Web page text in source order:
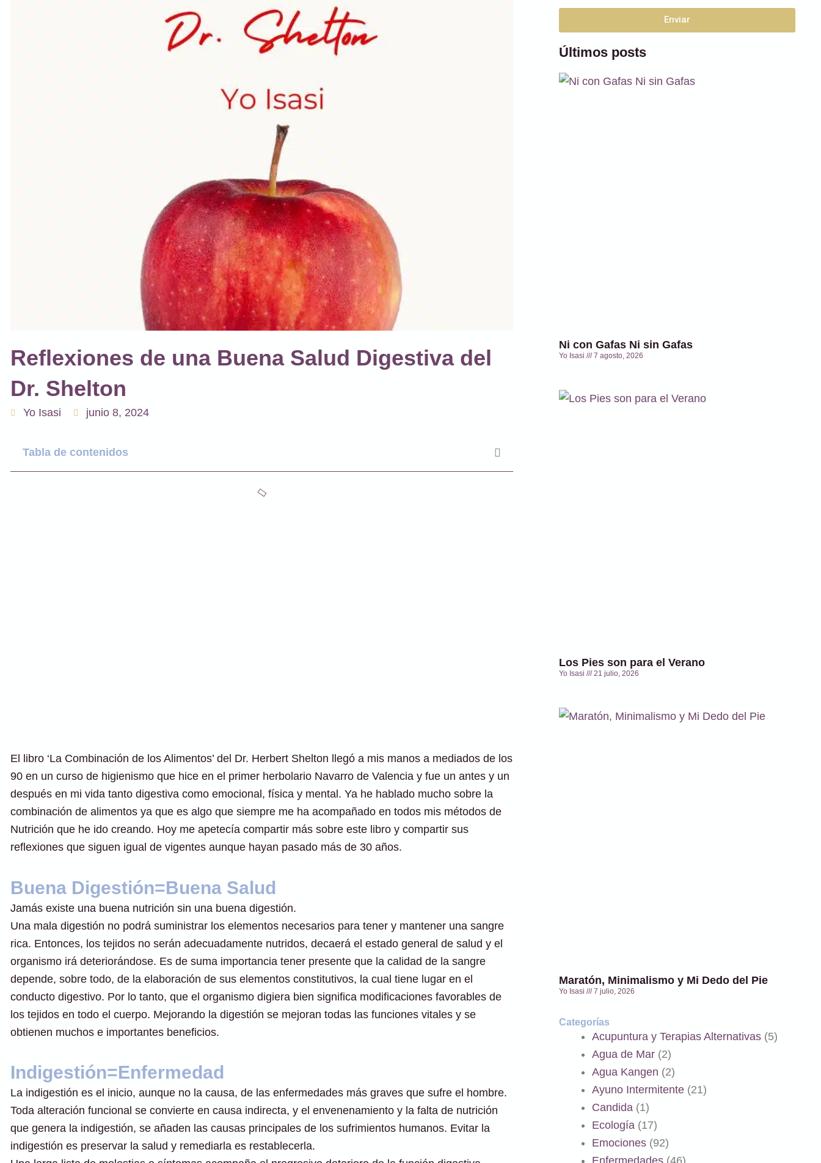
Reflexiones de una Buena Salud Digestiva del
Dr. Shelton
Yo Isasi junio 8, 2024
Tabla de contenidos
El libro ‘La Combinación de los Alimentos’ del Dr. Herbert Shelton llegó a mis manos a mediados de los
90 en un curso de higienismo que hice en el primer herbolario Navarro de Valencia y fue un antes y un
después en mi vida tanto digestiva como emocional, física y mental. Ya he hablado mucho sobre la
combinación de alimentos ya que es algo que siempre me ha acompañado en todos mis métodos de
Nutrición que he ido creando. Hoy me apetecía compartir más sobre este libro y compartir sus
reflexiones que siguen igual de vigentes aunque hayan pasado más de 30 años.
Buena Digestión=Buena Salud
Jamás existe una buena nutrición sin una buena digestión.
Una mala digestión no podrá suministrar los elementos necesarios para tener y mantener una sangre
rica. Entonces, los tejidos no serán adecuadamente nutridos, decaerá el estado general de salud y el
organismo irá deteriorándose. Es de suma importancia tener presente que la calidad de la sangre
depende, sobre todo, de la elaboración de sus elementos constitutivos, la cual tiene lugar en el
conducto digestivo. Por lo tanto, que el organismo digiera bien significa modificaciones favorables de
los tejidos en todo el cuerpo. Mejorando la digestión se mejoran todas las funciones vitales y se
obtienen muchos e importantes beneficios.
Indigestión=Enfermedad
La indigestión es el inicio, aunque no la causa, de las enfermedades más graves que sufre el hombre.
Toda alteración funcional se convierte en causa indirecta, y el envenenamiento y la falta de nutrición
que genera la indigestión, se añaden las causas principales de los sufrimientos humanos. Evitar la
indigestión es preservar la salud y remediarla es restablecerla.
Enviar
Últimos posts
Ni con Gafas Ni sin Gafas
Yo Isasi 7 agosto, 2026
Los Pies son para el Verano
Yo Isasi 21 julio, 2026
Maratón, Minimalismo y Mi Dedo del Pie
Yo Isasi 7 julio, 2026
Categorías
Acupuntura y Terapias Alternativas (5)
Agua de Mar (2)
Agua Kangen (2)
Ayuno Intermitente (21)
Candida (1)
Ecología (17)
Emociones (92)
Enfermedades (46)